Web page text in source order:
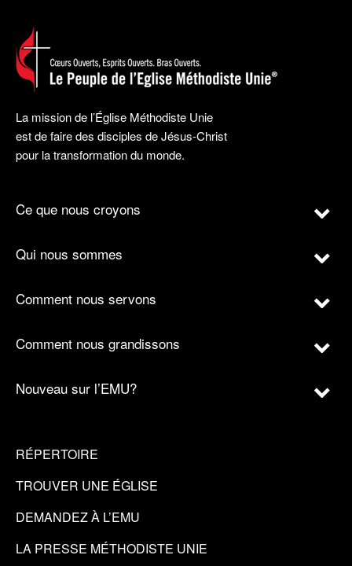
La mission de l’Église Méthodiste Unie
est de faire des disciples de Jésus-Christ
pour la transformation du monde.
Ce que nous croyons
Qui nous sommes
Comment nous servons
Comment nous grandissons
Nouveau sur l’EMU?
RÉPERTOIRE
TROUVER UNE ÉGLISE
DEMANDEZ À L’EMU
LA PRESSE MÉTHODISTE UNIE